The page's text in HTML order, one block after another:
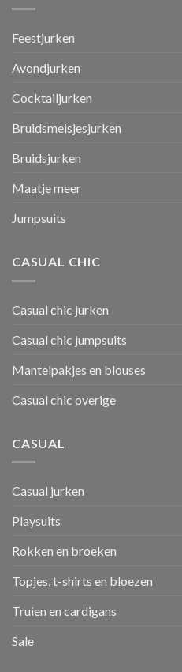
Feestjurken
Avondjurken
Cocktailjurken
Bruidsmeisjesjurken
Bruidsjurken
Maatje meer
Jumpsuits
CASUAL CHIC
Casual chic jurken
Casual chic jumpsuits
Mantelpakjes en blouses
Casual chic overige
CASUAL
Casual jurken
Playsuits
Rokken en broeken
Topjes, t-shirts en bloezen
Truien en cardigans
Sale